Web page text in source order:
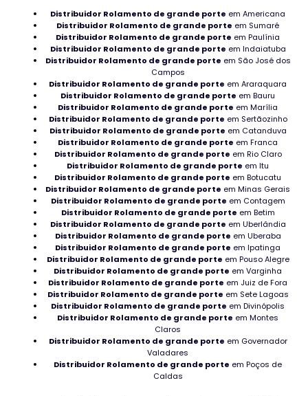
Rolamento para usinas industriais
Rolamento Axial no Rio Grande do Sul
Rolamentos agulha industriais
Manutenção de máquinas industriais
Rolamento de super precisão
Onde adquirir Rolamento de agulha em Goiás
Rolamentos para colheitadeiras à venda
Adquirir Rolamentso de boa qualidade em Goiânia
Rolamento para uso ferroviário
Rolamento Autocompensador em Rondônia
Rolamento de boa qualidade industrial
Mancais NSK em Rondônia
Mancal Autocompensador no Tocantins
Rolamento para maromba
Distribuidor Rolamento de grande porte em Americana
Distribuidor Rolamento de grande porte em Sumaré
Distribuidor Rolamento de grande porte em Paulínia
Distribuidor Rolamento de grande porte em Indaiatuba
Distribuidor Rolamento de grande porte em São José dos
Campos
Distribuidor Rolamento de grande porte em Araraquara
Distribuidor Rolamento de grande porte em Bauru
Distribuidor Rolamento de grande porte em Marília
Distribuidor Rolamento de grande porte em Sertãozinho
Distribuidor Rolamento de grande porte em Catanduva
Distribuidor Rolamento de grande porte em Franca
Distribuidor Rolamento de grande porte em Rio Claro
Distribuidor Rolamento de grande porte em Itu
Distribuidor Rolamento de grande porte em Botucatu
Distribuidor Rolamento de grande porte em Minas Gerais
Distribuidor Rolamento de grande porte em Contagem
Distribuidor Rolamento de grande porte em Betim
Distribuidor Rolamento de grande porte em Uberlândia
Distribuidor Rolamento de grande porte em Uberaba
Distribuidor Rolamento de grande porte em Ipatinga
Distribuidor Rolamento de grande porte em Pouso Alegre
Distribuidor Rolamento de grande porte em Varginha
Distribuidor Rolamento de grande porte em Juiz de Fora
Distribuidor Rolamento de grande porte em Sete Lagoas
Distribuidor Rolamento de grande porte em Divinópolis
Distribuidor Rolamento de grande porte em Montes
Claros
Distribuidor Rolamento de grande porte em Governador
Valadares
Distribuidor Rolamento de grande porte em Poços de
Caldas